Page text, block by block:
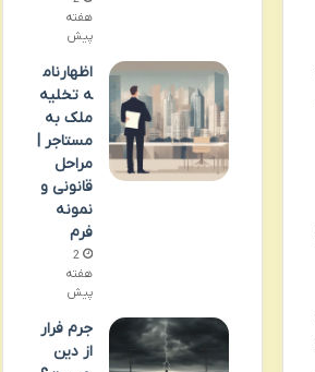
هفته
پیش
اظهارنام
ه تخلیه
ملک به
مستاجر |
مراحل
قانونی و
نمونه
فرم
2
هفته
پیش
جرم فرار
از دین